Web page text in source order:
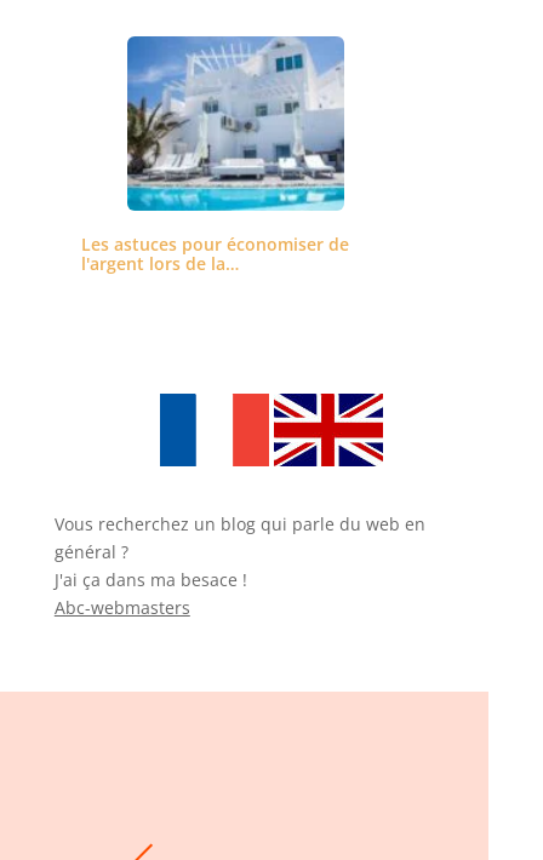
Les astuces pour économiser de
l'argent lors de la…
Vous recherchez un blog qui parle du web en
général ?
J'ai ça dans ma besace !
Abc-webmasters